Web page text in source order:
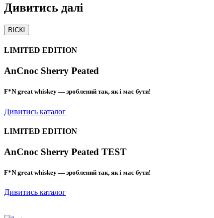
Дивитись далі
ВІСКІ
LIMITED EDITION
AnCnoc Sherry Peated
F*N great whiskey — зроблений так, як і має бути!
Дивитись каталог
LIMITED EDITION
AnCnoc Sherry Peated TEST
F*N great whiskey — зроблений так, як і має бути!
Дивитись каталог